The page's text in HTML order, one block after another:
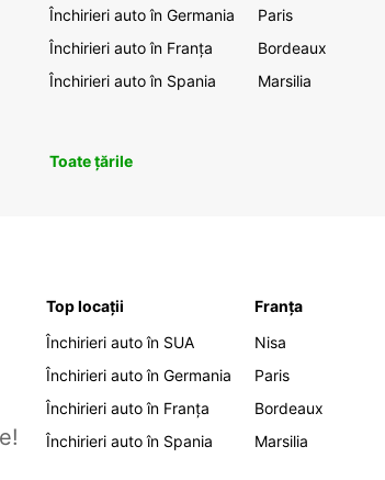
Închirieri auto în Germania
Închirieri auto în Franța
Închirieri auto în Spania
Paris
Bordeaux
Marsilia
Toate țările
Top locații
Închirieri auto în SUA
Închirieri auto în Germania
Închirieri auto în Franța
Închirieri auto în Spania
Franța
Nisa
Paris
Bordeaux
Marsilia